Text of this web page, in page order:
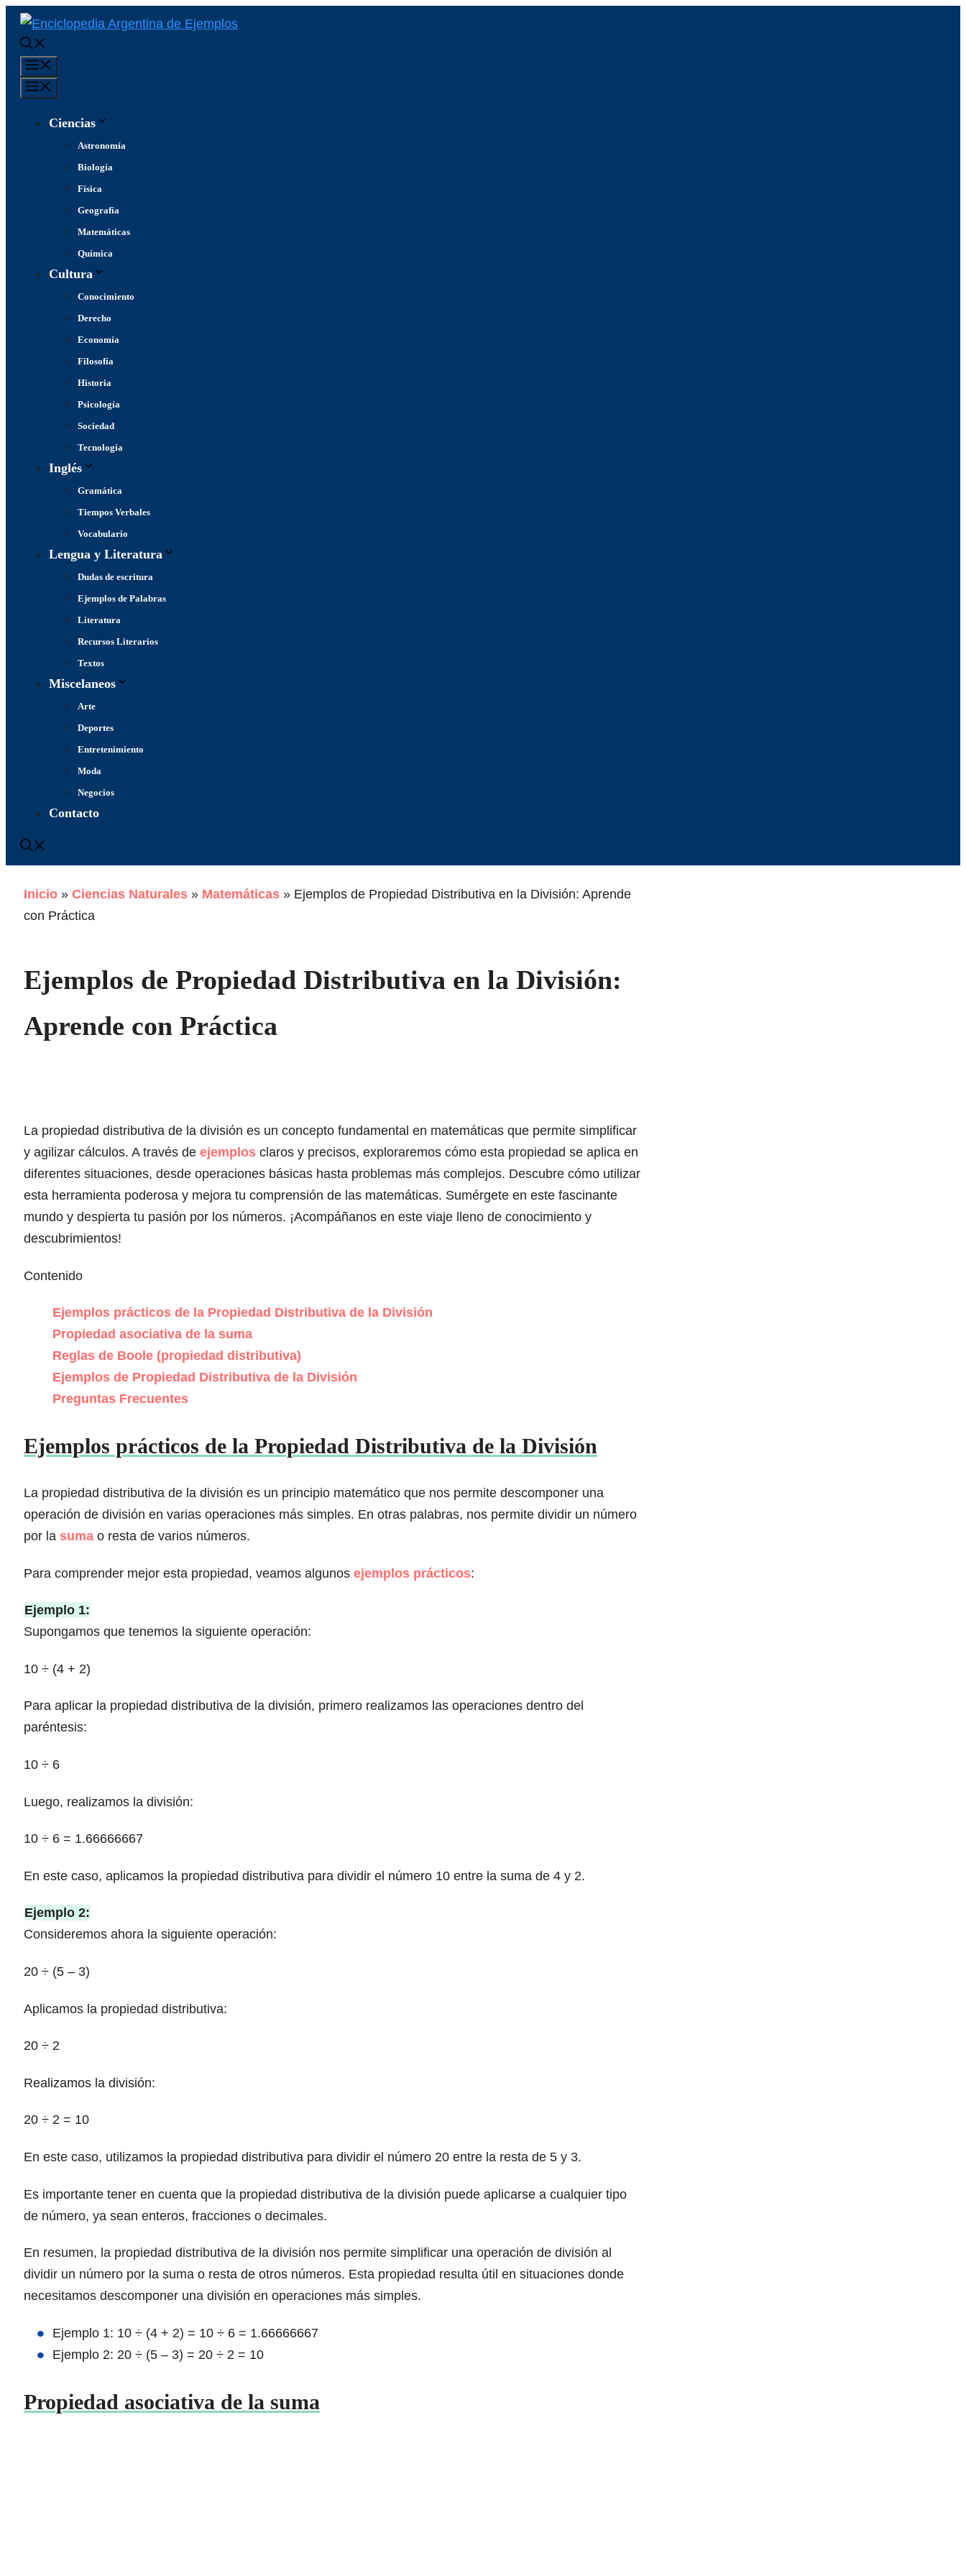
Saltar
contenido
Ciencias
Astronomía
Biología
Física
Geografía
Matemáticas
Química
Cultura
Conocimiento
Derecho
Economía
Filosofía
Historia
Psicología
Sociedad
Tecnología
Inglés
Gramática
Tiempos Verbales
Vocabulario
Lengua y Literatura
Dudas de escritura
Ejemplos de Palabras
Literatura
Recursos Literarios
Textos
Miscelaneos
Arte
Deportes
Entretenimiento
Moda
Negocios
Contacto
Inicio » Ciencias Naturales » Matemáticas » Ejemplos de Propiedad Distributiva en la División: Aprende
con Práctica
Ejemplos de Propiedad Distributiva en la División:
Aprende con Práctica
La propiedad distributiva de la división es un concepto fundamental en matemáticas que permite simplificar
y agilizar cálculos. A través de ejemplos claros y precisos, exploraremos cómo esta propiedad se aplica en
diferentes situaciones, desde operaciones básicas hasta problemas más complejos. Descubre cómo utilizar
esta herramienta poderosa y mejora tu comprensión de las matemáticas. Sumérgete en este fascinante
mundo y despierta tu pasión por los números. ¡Acompáñanos en este viaje lleno de conocimiento y
descubrimientos!
Contenido
Ejemplos prácticos de la Propiedad Distributiva de la División
Propiedad asociativa de la suma
Reglas de Boole (propiedad distributiva)
Ejemplos de Propiedad Distributiva de la División
Preguntas Frecuentes
Ejemplos prácticos de la Propiedad Distributiva de la División
La propiedad distributiva de la división es un principio matemático que nos permite descomponer una
operación de división en varias operaciones más simples. En otras palabras, nos permite dividir un número
por la suma o resta de varios números.
Para comprender mejor esta propiedad, veamos algunos ejemplos prácticos:
Ejemplo 1:
Supongamos que tenemos la siguiente operación:
10 ÷ (4 + 2)
Para aplicar la propiedad distributiva de la división, primero realizamos las operaciones dentro del
paréntesis:
10 ÷ 6
Luego, realizamos la división:
10 ÷ 6 = 1.66666667
En este caso, aplicamos la propiedad distributiva para dividir el número 10 entre la suma de 4 y 2.
Ejemplo 2:
Consideremos ahora la siguiente operación:
20 ÷ (5 – 3)
Aplicamos la propiedad distributiva:
20 ÷ 2
Realizamos la división:
20 ÷ 2 = 10
En este caso, utilizamos la propiedad distributiva para dividir el número 20 entre la resta de 5 y 3.
Es importante tener en cuenta que la propiedad distributiva de la división puede aplicarse a cualquier tipo
de número, ya sean enteros, fracciones o decimales.
En resumen, la propiedad distributiva de la división nos permite simplificar una operación de división al
dividir un número por la suma o resta de otros números. Esta propiedad resulta útil en situaciones donde
necesitamos descomponer una división en operaciones más simples.
Ejemplo 1: 10 ÷ (4 + 2) = 10 ÷ 6 = 1.66666667
Ejemplo 2: 20 ÷ (5 – 3) = 20 ÷ 2 = 10
Propiedad asociativa de la suma